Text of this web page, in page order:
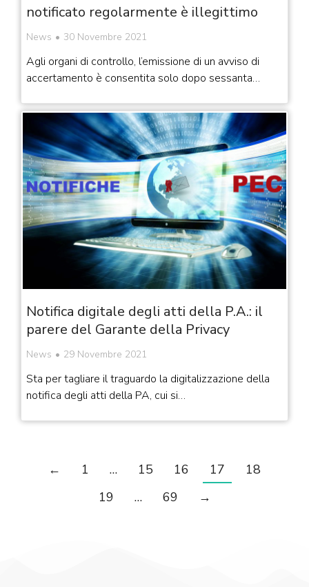
notificato regolarmente è illegittimo
News 30 Novembre 2021
Agli organi di controllo, l’emissione di un avviso di
accertamento è consentita solo dopo sessanta…
Notifica digitale degli atti della P.A.: il
parere del Garante della Privacy
News 29 Novembre 2021
Sta per tagliare il traguardo la digitalizzazione della
notifica degli atti della PA, cui si…
← 1 … 15 16 17
18
19
… 69 →